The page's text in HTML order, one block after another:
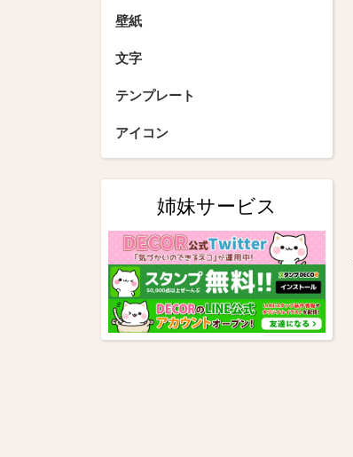
壁紙
文字
テンプレート
アイコン
姉妹サービス